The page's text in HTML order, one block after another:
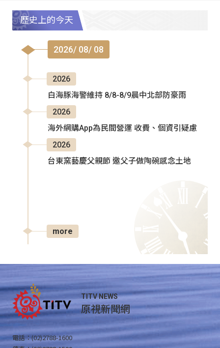
歷史上的今天
2026/ 08/ 08
2026
白海豚海警維持 8/8-8/9晨中北部防豪雨
2026
海外網購App為民間營運 收費、個資引疑慮
2026
台東窯藝慶父親節 邀父子做陶碗感念土地
more
TITV NEWS
原視新聞網
電話：(02)2788-1600